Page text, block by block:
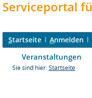
Serviceportal
Startseite Anmelden
Veranstaltungen
Sie sind hier: Startseite